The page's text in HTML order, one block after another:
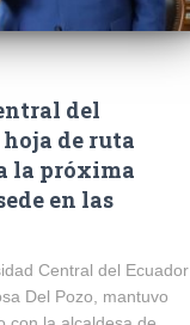
del
de ruta
la próxima
en las
Central del Ecuador
Del Pozo, mantuvo